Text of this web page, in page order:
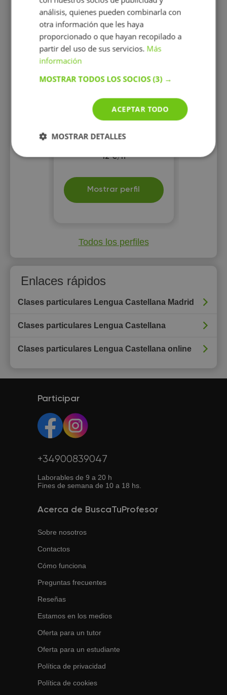
María Arcos Cabello
Profesor particular de español
o de asignaturas de primaria
12 €/h
Mostrar perfil
Todos los perfiles
Enlaces rápidos
Clases particulares Lengua Castellana Madrid
Clases particulares Lengua Castellana
Clases particulares Lengua Castellana online
Participar
+34900839047
Laborables de 9 a 20 h
Fines de semana de 10 a 18 hs.
Acerca de BuscaTuProfesor
Sobre nosotros
Contactos
Cómo funciona
Preguntas frecuentes
Reseñas
Estamos en los medios
Oferta para un tutor
Oferta para un estudiante
Política de privacidad
Política de cookies
análisis, quienes pueden combinarla con
otra información que les haya
proporcionado o que hayan recopilado a
partir del uso de sus servicios. Más
información
MOSTRAR TODOS LOS SOCIOS(3) →
ACEPTAR TODO
MOSTRAR DETALLES